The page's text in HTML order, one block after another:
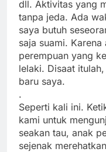
dll. Aktivitas yang
tanpa jeda. Ada
saya butuh
saja suami.
perempuan yang
lelaki. Disaat
baru saya.
.
Seperti kali ini.
kami untuk
seakan tau, anak
sejenak